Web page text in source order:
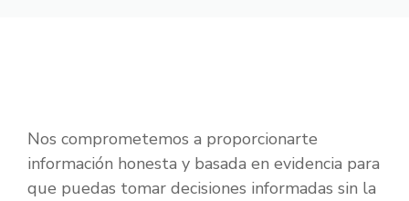
Nos comprometemos a proporcionarte
información honesta y basada en evidencia para
que puedas tomar decisiones informadas sin la